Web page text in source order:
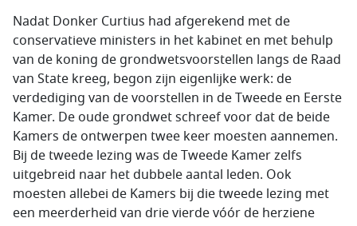
Nadat Donker Curtius had afgerekend met de
conservatieve ministers in het kabinet en met behulp
van de koning de grondwetsvoorstellen langs de Raad
van State kreeg, begon zijn eigenlijke werk: de
verdediging van de voorstellen in de Tweede en Eerste
Kamer. De oude grondwet schreef voor dat de beide
Kamers de ontwerpen twee keer moesten aannemen.
Bij de tweede lezing was de Tweede Kamer zelfs
uitgebreid naar het dubbele aantal leden. Ook
moesten allebei de Kamers bij die tweede lezing met
een meerderheid van drie vierde vóór de herziene